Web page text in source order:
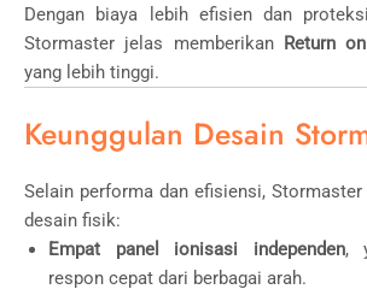
Dengan biaya lebih efisien dan
Stormaster jelas memberikan
Return
yang lebih tinggi.
Keunggulan Desain
Selain performa dan efisiensi,
desain fisik:
Empat panel ionisasi independen,
respon cepat dari berbagai arah.